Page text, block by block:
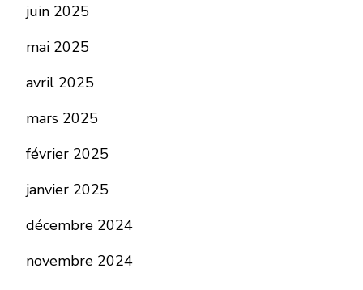
juin 2025
mai 2025
avril 2025
mars 2025
février 2025
janvier 2025
décembre 2024
novembre 2024